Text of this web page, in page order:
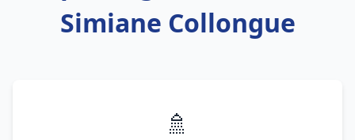
Simiane Collongue
🚿